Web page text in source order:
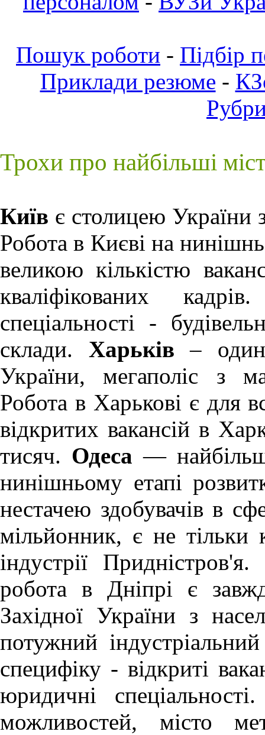
Пошук роботи - Підбір
Приклади резюме -
Трохи про найбільші
Київ є столицею України
Робота в Києві на
великою кількістю
кваліфікованих
спеціальності -
склади. Харьків –
України, мегаполіс з
Робота в Харькові є для
відкритих вакансій в
тисяч. Одеса —
нинішньому етапі
нестачею здобувачів в
мільйонник, є не тільки
індустрії
робота в Дніпрі є
Західної України з
потужний
специфіку - відкриті
юридичні
можливостей, місто